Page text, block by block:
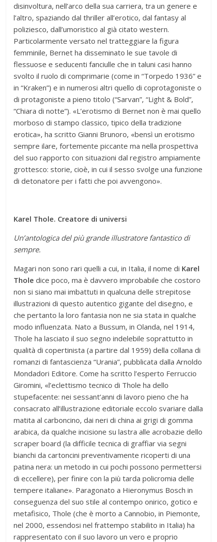
disinvoltura, nell’arco della sua carriera, tra un genere e
l’altro, spaziando dal thriller all’erotico, dal fantasy al
poliziesco, dall’umoristico al già citato western.
Particolarmente versato nel tratteggiare la figura
femminile, Bernet ha disseminato le sue tavole di
flessuose e seducenti fanciulle che in taluni casi hanno
svolto il ruolo di comprimarie (come in “Torpedo 1936” e
in “Kraken”) e in numerosi altri quello di coprotagoniste o
di protagoniste a pieno titolo (“Sarvan”, “Light & Bold”,
“Chiara di notte”). «L’erotismo di Bernet non è mai quello
morboso di stampo classico, tipico della tradizione
erotica», ha scritto Gianni Brunoro, «bensì un erotismo
sempre ilare, fortemente piccante ma nella prospettiva
del suo rapporto con situazioni dal registro ampiamente
grottesco: storie, cioè, in cui il sesso svolge una funzione
di detonatore per i fatti che poi avvengono».
Karel Thole. Creatore di universi
Un’antologica del più grande illustratore fantastico di
sempre.
Magari non sono rari quelli a cui, in Italia, il nome di Karel
Thole dice poco, ma è davvero improbabile che costoro
non si siano mai imbattuti in qualcuna delle strepitose
illustrazioni di questo autentico gigante del disegno, e
che pertanto la loro fantasia non ne sia stata in qualche
modo influenzata. Nato a Bussum, in Olanda, nel 1914,
Thole ha lasciato il suo segno indelebile soprattutto in
qualità di copertinista (a partire dal 1959) della collana di
romanzi di fantascienza “Urania”, pubblicata dalla Arnoldo
Mondadori Editore. Come ha scritto l’esperto Ferruccio
Giromini, «l’eclettismo tecnico di Thole ha dello
stupefacente: nei sessant’anni di lavoro pieno che ha
consacrato all’illustrazione editoriale eccolo svariare dalla
matita al carboncino, dai neri di china ai grigi di gomma
arabica, da qualche incisione su lastra alle acrobazie dello
scraper board (la difficile tecnica di graffiar via segni
bianchi da cartoncini preventivamente ricoperti di una
patina nera: un metodo in cui pochi possono permettersi
di eccellere), per finire con la più tarda policromia delle
tempere italiane». Paragonato a Hieronymus Bosch in
conseguenza del suo stile al contempo onirico, gotico e
metafisico, Thole (che è morto a Cannobio, in Piemonte,
nel 2000, essendosi nel frattempo stabilito in Italia) ha
rappresentato con il suo lavoro un vero e proprio